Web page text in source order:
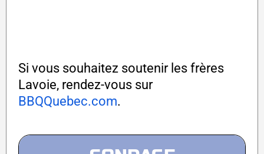
Si vous souhaitez soutenir les frères
Lavoie, rendez-vous sur
BBQQuebec.com.